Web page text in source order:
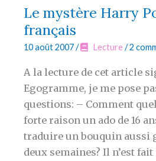
Le mystère Harry
français
10 août 2007/ Lecture/2
A la lecture de cet article
Egogramme, je me pose
questions: – Comment
forte raison un ado de 16
traduire un bouquin aussi
deux semaines? Il n’est